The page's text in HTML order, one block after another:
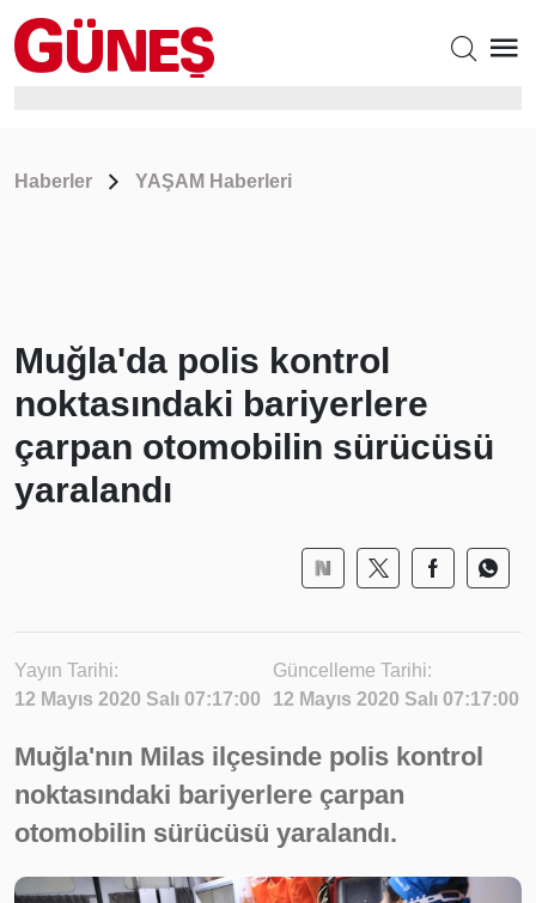
Haberler YAŞAM Haberleri
Muğla'da polis kontrol
noktasındaki bariyerlere
çarpan otomobilin sürücüsü
yaralandı
Yayın Tarihi:
12 Mayıs 2020 Salı 07:17:00
Güncelleme Tarihi:
12 Mayıs 2020 Salı 07:17:00
Muğla'nın Milas ilçesinde polis kontrol
noktasındaki bariyerlere çarpan
otomobilin sürücüsü yaralandı.